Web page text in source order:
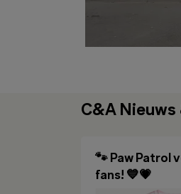
C&A
🐾 Paw Patrol
fans! 💙💗